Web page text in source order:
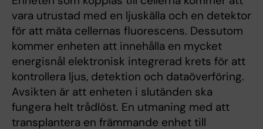
vara utrustad med en ljuskälla och en detektor
för att mäta cellernas fluorescens. Dessutom
kommer enheten att innehålla en mycket
energisnål elektronisk integrerad krets för att
kontrollera ljus, detektion och dataöverföring.
Avsikten är att enheten i slutänden ska
fungera helt trådlöst. En utmaning med att
transplantera en främmande enhet till